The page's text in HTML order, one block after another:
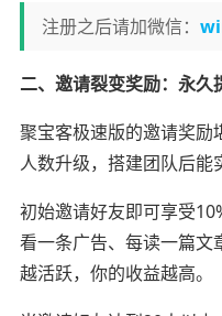
注册之后请加微信：
二、邀请裂变奖励：永
聚宝客极速版的邀请奖励
人数升级，搭建团队后能
初始邀请好友即可享受
看一条广告、每读一篇文
越活跃，你的收益越高。